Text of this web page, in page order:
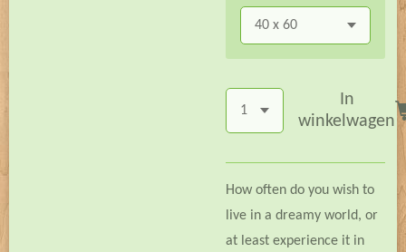
In
winkelwagen
How often do you wish to
live in a dreamy world, or
at least experience it in